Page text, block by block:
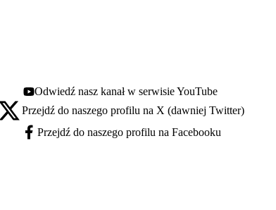
Youtube - otwiera się w nowej karcie
Odwiedź nasz kanał w serwisie YouTube
X - otwiera się w nowej karcie
Przejdź do naszego profilu na X (dawniej Twitter)
Facebook - otwiera się w nowej karcie
Przejdź do naszego profilu na Facebooku